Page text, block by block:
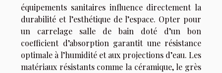
équipements sanitaires influence directement la
durabilité et l’esthétique de l’espace. Opter pour
un carrelage salle de bain doté d’un bon
coefficient d’absorption garantit une résistance
optimale à l’humidité et aux projections d’eau. Les
matériaux résistants comme la céramique, le grès